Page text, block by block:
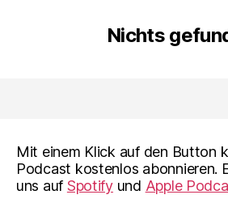
Nichts
Mit einem Klick auf den Button
Podcast kostenlos abonnieren.
uns auf Spotifyund Apple